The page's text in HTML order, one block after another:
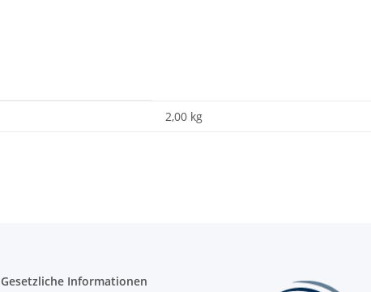
2,00 kg
Gesetzliche Informationen